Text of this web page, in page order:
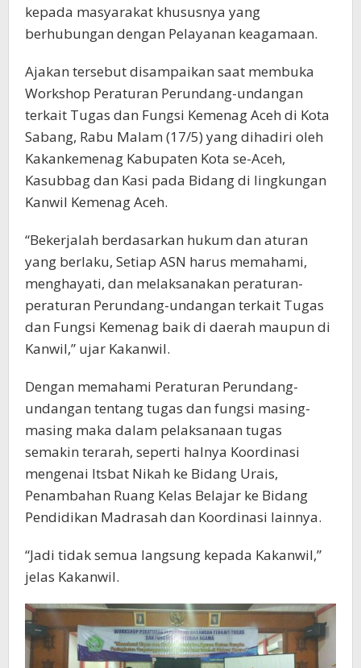
kepada masyarakat khususnya yang
berhubungan dengan Pelayanan keagamaan.
Ajakan tersebut disampaikan saat membuka
Workshop Peraturan Perundang-undangan
terkait Tugas dan Fungsi Kemenag Aceh di Kota
Sabang, Rabu Malam (17/5) yang dihadiri oleh
Kakankemenag Kabupaten Kota se-Aceh,
Kasubbag dan Kasi pada Bidang di lingkungan
Kanwil Kemenag Aceh.
“Bekerjalah berdasarkan hukum dan aturan
yang berlaku, Setiap ASN harus memahami,
menghayati, dan melaksanakan peraturan-
peraturan Perundang-undangan terkait Tugas
dan Fungsi Kemenag baik di daerah maupun di
Kanwil,” ujar Kakanwil.
Dengan memahami Peraturan Perundang-
undangan tentang tugas dan fungsi masing-
masing maka dalam pelaksanaan tugas
semakin terarah, seperti halnya Koordinasi
mengenai Itsbat Nikah ke Bidang Urais,
Penambahan Ruang Kelas Belajar ke Bidang
Pendidikan Madrasah dan Koordinasi lainnya.
“Jadi tidak semua langsung kepada Kakanwil,”
jelas Kakanwil.